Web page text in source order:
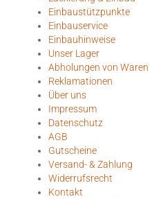
Einbaustützpunkte
Einbauservice
Einbauhinweise
Unser Lager
Abholungen von Waren
Reklamationen
Über uns
Impressum
Datenschutz
AGB
Gutscheine
Versand- & Zahlung
Widerrufsrecht
Kontakt